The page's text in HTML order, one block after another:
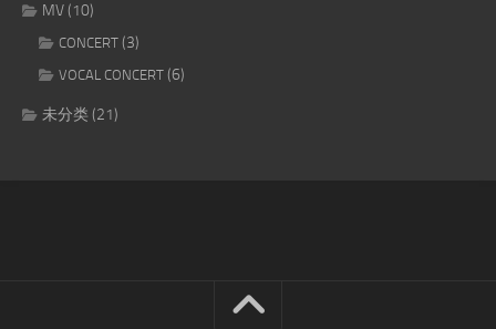
MV(10)
CONCERT (3)
VOCAL CONCERT (6)
未分类(21)